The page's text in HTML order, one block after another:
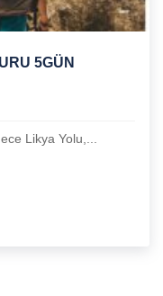
5GÜN
Likya Yolu,...